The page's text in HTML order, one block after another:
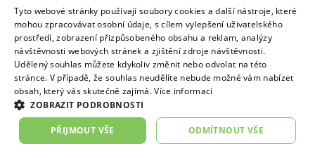
Zásady zpracování osobních údajů
Copyright © 2023, ELT Management Company Czech Republic
s.r.o.
IČO: 04684010, Tuřanka 1519/115a, 627 00 Brno, zapsaná v
obchodním rejstříku vedeném u Krajského soudu v Brně, sp.zn.
C 91423
Celostátní soutěž
Pneu na cestě za lepším
Přihlaste svůj projekt o správném nakládání
s pneumatikami a vyhrajte až 30 tisíc!
Prohlédnout
Tyto webové stránky používají soubory cookies a další nástroje, které
mohou zpracovávat osobní údaje, s cílem vylepšení uživatelského
prostředí, zobrazení přizpůsobeného obsahu a reklam, analýzy
návštěvnosti webových stránek a zjištění zdroje návštěvnosti.
Udělený souhlas můžete kdykoliv změnit nebo odvolat na této
stránce. V případě, že souhlas neudělíte nebude možné vám nabízet
obsah, který vás skutečně zajímá.Více informací
ZOBRAZIT PODROBNOSTI
PŘIJMOUT VŠE ODMÍTNOUT VŠE